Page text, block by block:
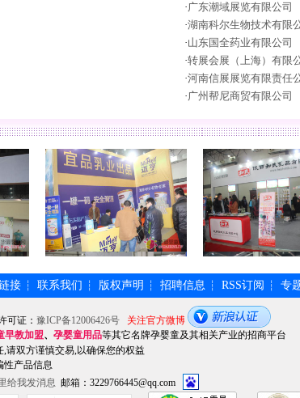
·广东潮域展览有限公司
·湖南科尔生物技术有限
·山东国全药业有限公司
·转展会展（上海）有限
·河南信展展览有限责任
·广州帮尼商贸有限公司
接 ┆ 联系我们 ┆ 版权声明 ┆ 招聘信息 ┆ RSS订阅 ┆ 专
可证： 豫ICP备12006426号
关注官方微博
早教加盟、 孕婴童用品等其它名牌孕婴童及其相关产业的招商平台
请双方谨慎交易,以确保您的权益
性产品信息
邮箱：3229766445@qq.com